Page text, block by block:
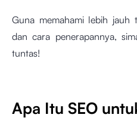
Guna memahami lebih jauh
dan cara penerapannya,
tuntas!
Apa Itu SEO